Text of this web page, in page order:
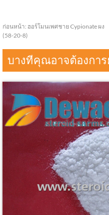
ก่อนหน้า: ฮอร์โมนเพศชาย Cypionate ผง
(58-20-8)
บางทีคุณอาจต้องการ